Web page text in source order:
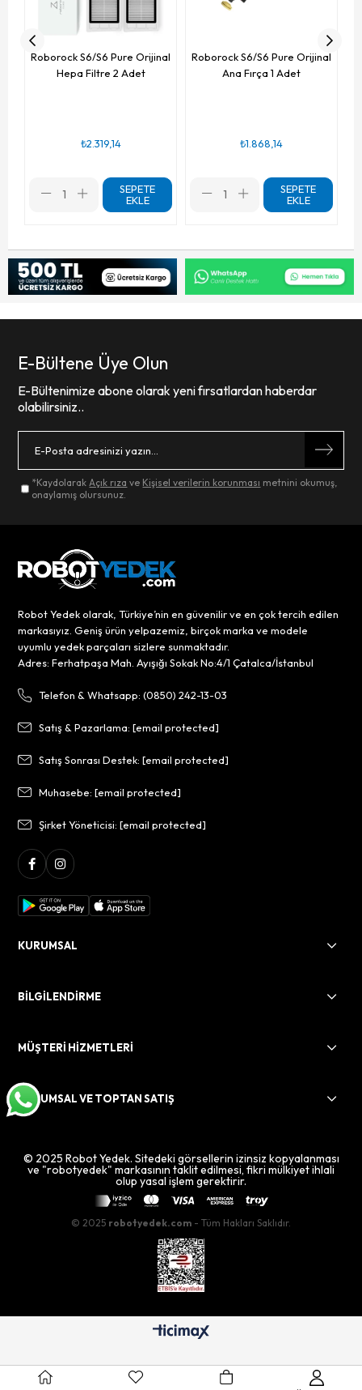
Roborock S6/S6 Pure Orijinal
Hepa Filtre 2 Adet
₺2.319,14
SEPETE
EKLE
Roborock S6/S6 Pure Orijinal
Ana Fırça 1 Adet
₺1.868,14
SEPETE
EKLE
E-Bültene Üye Olun
E-Bültenimize abone olarak yeni fırsatlardan haberdar
olabilirsiniz..
*KaydolarakAçık rıza ve Kişisel verilerin korunması metnini okumuş,
onaylamış olursunuz.
Robot Yedek olarak, Türkiye’nin en güvenilir ve en çok tercih edilen
markasıyız. Geniş ürün yelpazemiz, birçok marka ve modele
uyumlu yedek parçaları sizlere sunmaktadır.
Adres: Ferhatpaşa Mah. Ayışığı Sokak No:4/1 Çatalca/İstanbul
Telefon & Whatsapp: (0850) 242-13-03
Satış & Pazarlama:[email protected]
Satış Sonrası Destek:[email protected]
Muhasebe:[email protected]
Şirket Yöneticisi:[email protected]
KURUMSAL
BİLGİLENDİRME
MÜŞTERİ HİZMETLERİ
KURUMSAL VE TOPTAN SATIŞ
© 2025 Robot Yedek. Sitedeki görsellerin izinsiz kopyalanması
ve "robotyedek" markasının taklit edilmesi, fikri mülkiyet ihlali
olup yasal işlem gerektirir.
© 2025 robotyedek.com - Tüm Hakları Saklıdır.